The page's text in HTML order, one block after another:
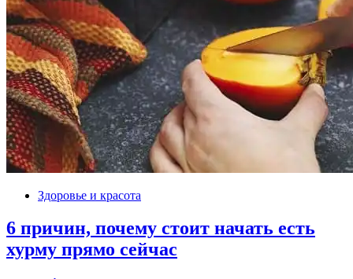
Здоровье и красота
6 причин, почему стоит начать есть
хурму прямо сейчас